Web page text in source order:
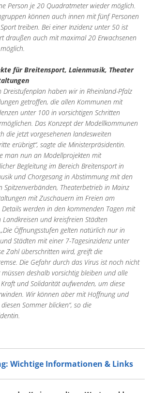
Person je 20 Quadratmeter wieder möglich.
können auch innen mit fünf Personen
treiben. Bei einer Inzidenz unter 50 ist
draußen auch mit maximal 20 Erwachsenen
für Breitensport, Laienmusik, Theater
Dreistufenplan haben wir in Rheinland-Pfalz
getroffen, die allen Kommunen mit
unter 100 in vorsichtigen Schritten
Das Konzept der Modellkommunen
die jetzt vorgesehenen landesweiten
erübrigt“, sagte die Ministerpräsidentin.
man nun an Modellprojekten mit
Begleitung im Bereich Breitensport in
und Chorgesang in Abstimmung mit den
Spitzenverbänden, Theaterbetrieb in Mainz
mit Zuschauern im Freien am
werden in den kommenden Tagen mit
und kreisfreien Städten
Öffnungsstufen gelten natürlich nur in
Städten mit einer 7-Tagesinzidenz unter
Zahl überschritten wird, greift die
Die Gefahr durch das Virus ist noch nicht
müssen deshalb vorsichtig bleiben und alle
und Solidarität aufwenden, um diese
Wir können aber mit Hoffnung und
Sommer blicken“, so die
Wichtige Informationen & Links